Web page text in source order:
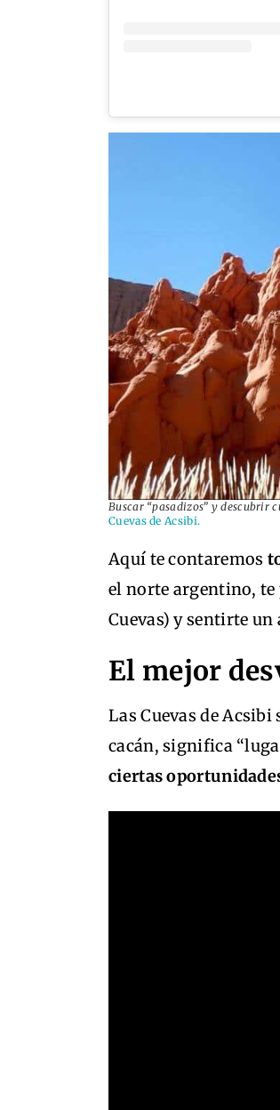
Buscar “pasadizos” y descubrir
Cuevas de Acsibi.
Aquí te contaremos
el norte argentino, te
Cuevas) y sentirte
El mejor
Las Cuevas de Acsibi
cacán, significa
ciertas